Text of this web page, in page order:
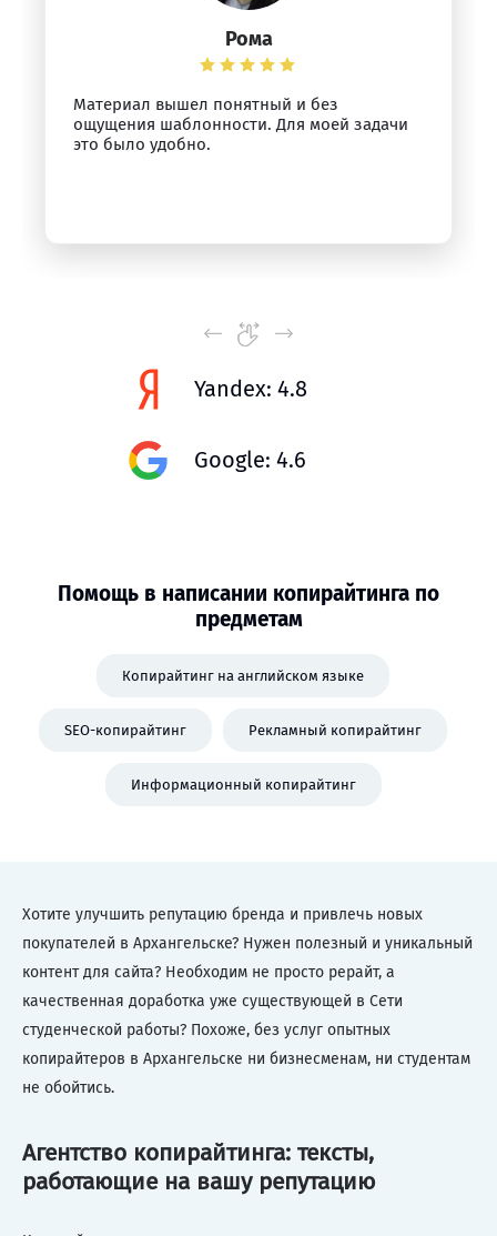
Рома
Материал вышел понятный и без
ощущения шаблонности. Для моей задачи
это было удобно.
Yandex: 4.8
Google: 4.6
Помощь в написании копирайтинга по
предметам
Копирайтинг на английском языке
SEO-копирайтинг Рекламный копирайтинг
Информационный копирайтинг
Хотите улучшить репутацию бренда и привлечь новых
покупателей в Архангельске? Нужен полезный и уникальный
контент для сайта? Необходим не просто рерайт, а
качественная доработка уже существующей в Сети
студенческой работы? Похоже, без услуг опытных
копирайтеров в Архангельске ни бизнесменам, ни студентам
не обойтись.
Агентство копирайтинга: тексты,
работающие на вашу репутацию